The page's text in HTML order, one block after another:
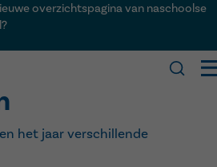
overzichtspagina van naschoolse
het jaar verschillende